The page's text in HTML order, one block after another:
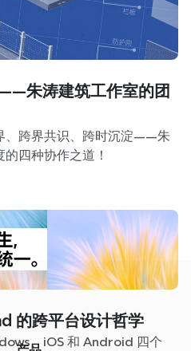
朱涛建筑工作室的团
、跨界共识、跨时沉淀——朱
四种协作之道！
的跨平台设计哲学
、iOS 和 Android 四个